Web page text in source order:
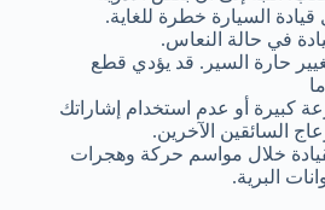
السيارة خطرة للغاية.
في حالة النعاس.
حارة السير. قد يؤدي قطع
كبيرة أو عدم استخدام إشاراتك
السائقين الآخرين.
خلال مواسم حركة وهجرات
البرية.